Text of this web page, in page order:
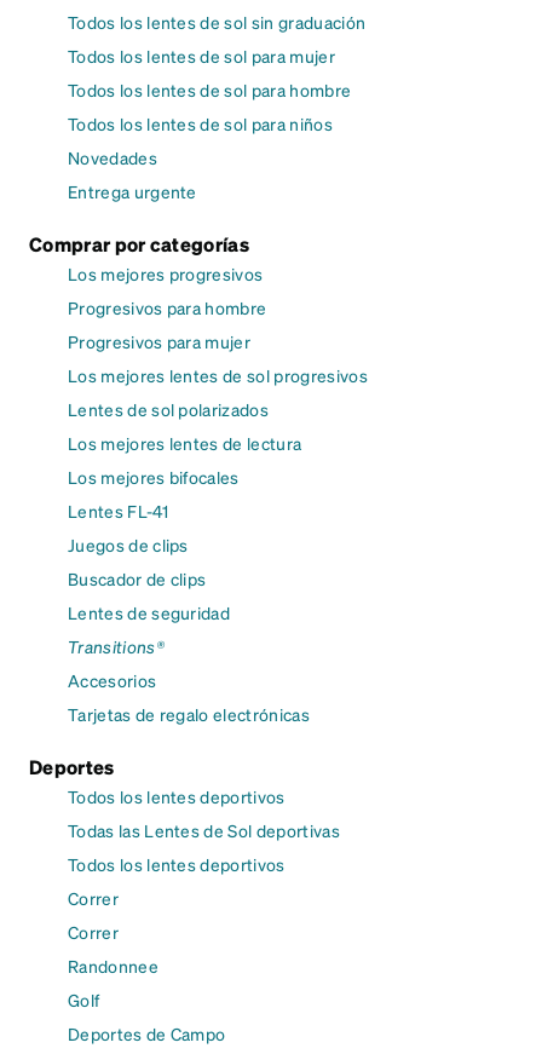
Todos los lentes de sol sin graduación
Todos los lentes de sol para mujer
Todos los lentes de sol para hombre
Todos los lentes de sol para niños
Novedades
Entrega urgente
Comprar por categorías
Los mejores progresivos
Progresivos para hombre
Progresivos para mujer
Los mejores lentes de sol progresivos
Lentes de sol polarizados
Los mejores lentes de lectura
Los mejores bifocales
Lentes FL-41
Juegos de clips
Buscador de clips
Lentes de seguridad
Transitions®
Accesorios
Tarjetas de regalo electrónicas
Deportes
Todos los lentes deportivos
Todas las Lentes de Sol deportivas
Todos los lentes deportivos
Correr
Correr
Randonnee
Golf
Deportes de Campo